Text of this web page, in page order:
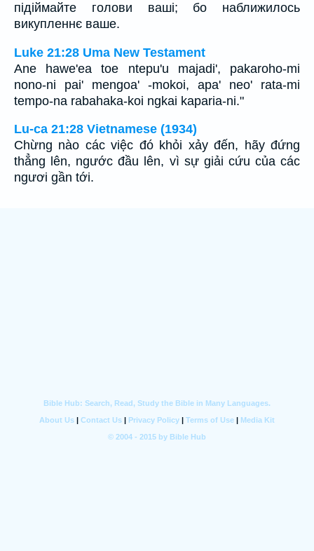
підіймайте голови ваші; бо наближилось
викупленнє ваше.
Luke 21:28 Uma New Testament
Ane hawe'ea toe ntepu'u majadi', pakaroho-mi
nono-ni pai' mengoa' -mokoi, apa' neo' rata-mi
tempo-na rabahaka-koi ngkai kaparia-ni."
Lu-ca 21:28 Vietnamese (1934)
Chừng nào các việc đó khỏi xảy đến, hãy đứng
thẳng lên, ngước đầu lên, vì sự giải cứu của các
ngươi gần tới.